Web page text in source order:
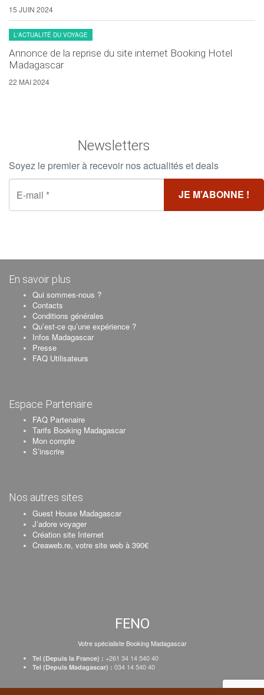
15 JUIN 2024
L'ACTUALITÉ DU VOYAGE
Annonce de la reprise du site internet Booking Hotel
Madagascar
22 MAI 2024
Newsletters
Soyez le premier à recevoir nos actualités et deals
En savoir plus
Qui sommes-nous ?
Contacts
Conditions générales
Qu’est-ce qu’une expérience ?
Infos Madagascar
Presse
FAQ Utilisateurs
Espace Partenaire
FAQ Partenaire
Tarifs Booking Madagascar
Mon compte
S’inscrire
Nos autres sites
Guest House Madagascar
J’adore voyager
Création site Internet
Creaweb.re, votre site web à 390€
FENO
Votre spécialiste Booking Madagascar
Tel (Depuis la France) : +261 34 14 540 40
Tel (Depuis Madagascar) : 034 14 540 40